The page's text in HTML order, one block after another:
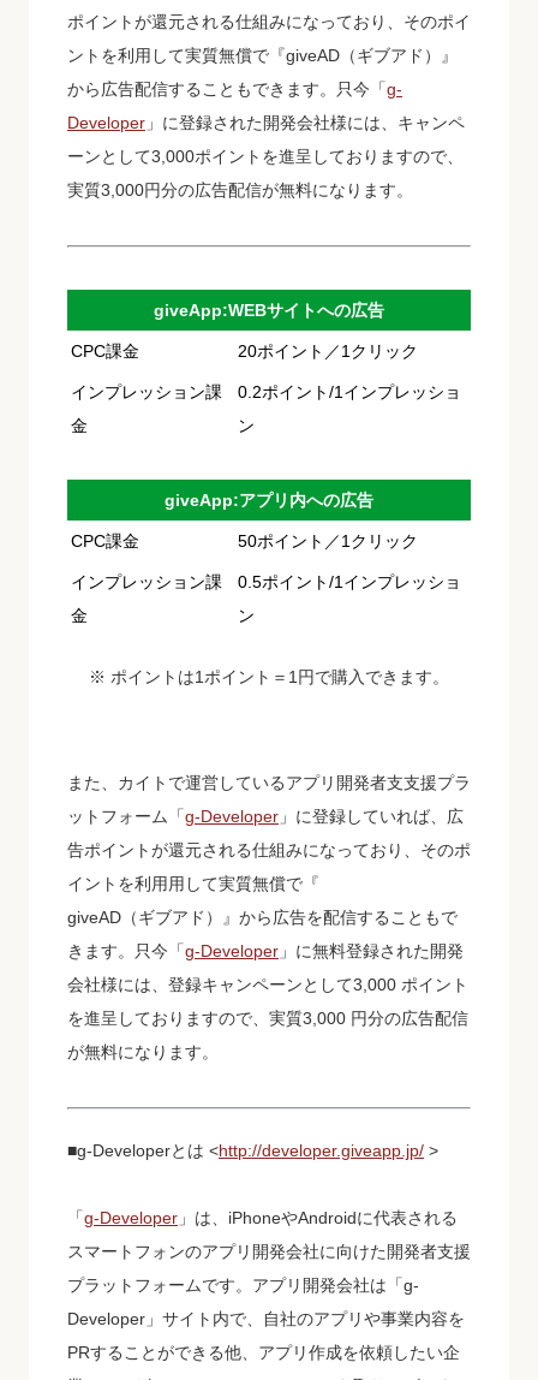
ポイントが還元される仕組みになっており、そのポイ
ントを利用して実質無償で『giveAD（ギブアド）』
から広告配信することもできます。只今「g-
Developer 」に登録された開発会社様には、キャンペ
ーンとして3,000ポイントを進呈しておりますので、
実質3,000円分の広告配信が無料になります。
giveApp:WEBサイトへの広告
CPC課⾦ 20ポイント／1クリック
インプレッション課
⾦
0.2ポイント/1インプレッショ
ン
giveApp:アプリ内への広告
CPC課⾦ 50ポイント／1クリック
インプレッション課
⾦
0.5ポイント/1インプレッショ
ン
※ ポイントは1ポイント＝1円で購入できます。
また、カイトで運営しているアプリ開発者⽀支援プラ
ットフォーム「g-Developer 」に登録していれば、広
告ポイントが還元される仕組みになっており、そのポ
イントを利⽤用して実質無償で『
giveAD（ギブアド）』から広告を配信することもで
きます。只今「g-Developer 」に無料登録された開発
会社様には、登録キャンペーンとして3,000 ポイント
を進呈しておりますので、実質3,000 円分の広告配信
が無料になります。
■g-Developerとは <http://developer.giveapp.jp/ >
「g-Developer 」は、iPhoneやAndroidに代表される
スマートフォンのアプリ開発会社に向けた開発者支援
プラットフォームです。アプリ開発会社は「g-
Developer」サイト内で、自社のアプリや事業内容を
PRすることができる他、アプリ作成を依頼したい企